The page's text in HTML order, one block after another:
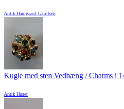
Antik Damgaard-Lauritsen
Kugle med sten Vedhæng / Charms i
Antik Huset